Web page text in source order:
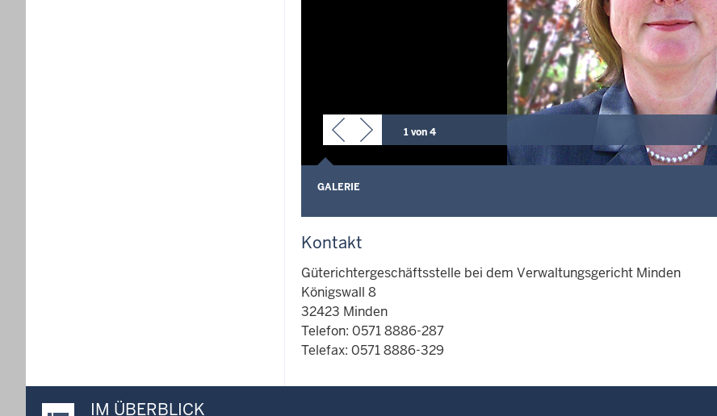
1 von 4
GALERIE
Kontakt
Güterichtergeschäftsstelle bei dem Verwaltungsgericht Minden
Königswall 8
32423 Minden
Telefon: 0571 8886-287
Telefax: 0571 8886-329
IM ÜBERBLICK